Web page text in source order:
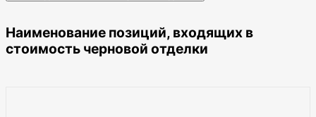
Наименование позиций, входящих в
стоимость черновой отделки